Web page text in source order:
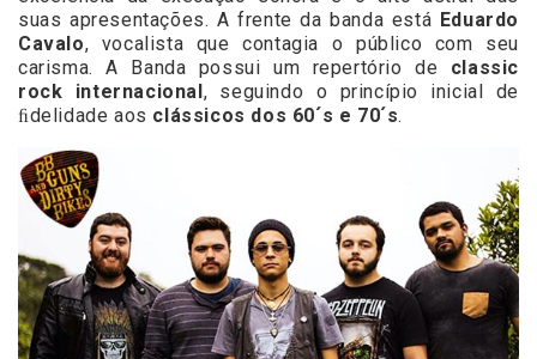
suas apresentações. A frente da banda está Eduardo
Cavalo, vocalista que contagia o público com seu
carisma. A Banda possui um repertório de classic
rock internacional , seguindo o princípio inicial de
ﬁdelidade aos clássicos dos 60´s e 70´s.